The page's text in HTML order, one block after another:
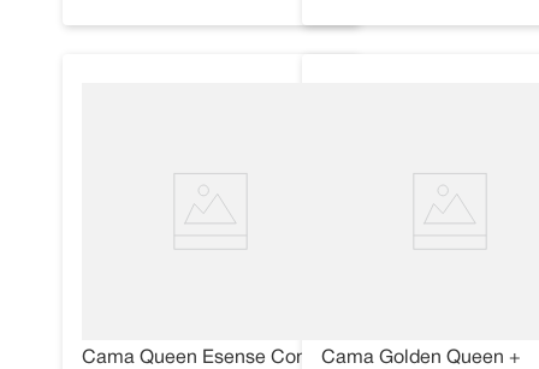
Cama Queen Esense ConfortCama Golden Queen +